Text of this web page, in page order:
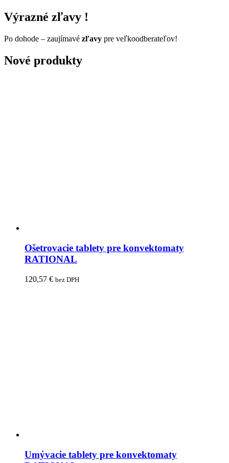
Výrazné zľavy !
Po dohode – zaujímavé zľavy pre veľkoodberateľov!
Nové produkty
Ošetrovacie tablety pre konvektomaty
RATIONAL
120,57 € bez DPH
Umývacie tablety pre konvektomaty